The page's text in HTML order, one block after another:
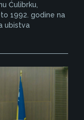
Ćulibrku,
1992. godine na
ubistva